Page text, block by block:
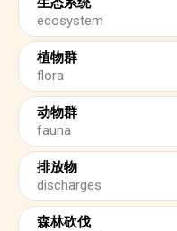
ecosystem
植物群
flora
动物群
fauna
排放物
discharges
森林砍伐